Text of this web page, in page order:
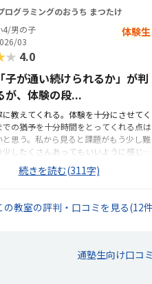
興味をもって取り組めていると思いま
歩いていけるので、通いやすいです。
ぐ近くで治安も良く、大型ショッピン
り、便利です。1人1台の机にパソコン
設置されています。少人数制で、机が
て課題に取り組める環境が整っていま
宅でのオンライン学習と比較すると費
以上の素敵な部分があるので、金額は
じています。例えばPC環境が整ってい
先生にすぐに質問ができ解決できる、規
枠だけに留まらず、教室でしか学習でき
沢山できるなどです。規定のカリキュラ
ながら、あらゆるパズルゲーム（ボード
解決力が高まっているように感じます。
ズルゲームをする時間も楽しみにしてい
ログラミングのおうち まつたけ
4/男の子
03
体験生
4.0
子が通い続けられるか」が判
が、体験の段...
教えてくれる。体験を十分にさせてく
の猶予を十分時間をとってくれる点は
と思う。私から見ると課題がもう少し難
少したくさんあってもいいように感じた
合わせて進めて欲しいとは思う。自宅か
の道中、やや道が狭く車との距離が近い
ト環境はいいと思う。ボードゲームがが
いてあるのは非常に好感が持てる。課題
ので、その点も考慮したいと思う。ボー
何種類かあった。うちもボードゲームが
続きを読む(311字)
の教室の評判・口コミを見る(12
通塾生向け口コ